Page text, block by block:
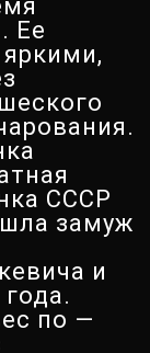
Ее
СССР
замуж
и
по —